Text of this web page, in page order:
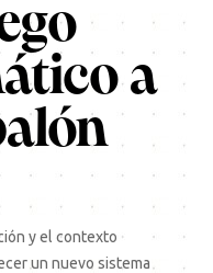
a
y el contexto
un nuevo sistema